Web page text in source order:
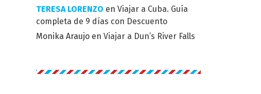
TERESA LORENZO en Viajar a Cuba. Guía
completa de 9 días con Descuento
Monika Araujo en Viajar a Dun’s River Falls